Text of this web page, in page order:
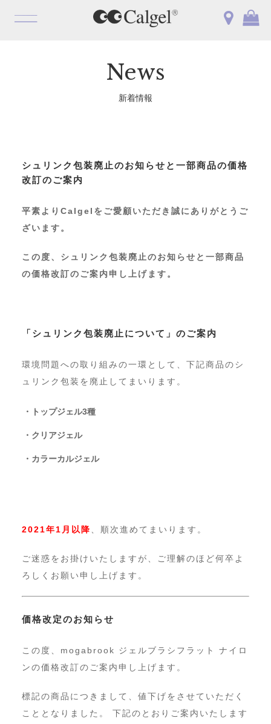
OPEN
News
新着情報
シュリンク包装廃止のお知らせと一部商品の価格
改訂のご案内
平素よりCalgelをご愛顧いただき誠にありがとうご
ざいます。
この度、シュリンク包装廃止のお知らせと一部商品
の価格改訂のご案内申し上げます。
「シュリンク包装廃止について」のご案内
環境問題への取り組みの一環として、下記商品のシ
ュリンク包装を廃止してまいります。
・トップジェル3種
・クリアジェル
・カラーカルジェル
2021年1月以降 、順次進めてまいります。
ご迷惑をお掛けいたしますが、ご理解のほど何卒よ
ろしくお願い申し上げます。
価格改定のお知らせ
この度、mogabrook ジェルブラシフラット ナイロ
ンの価格改訂のご案内申し上げます。
標記の商品につきまして、値下げをさせていただく
こととなりました。 下記のとおりご案内いたします